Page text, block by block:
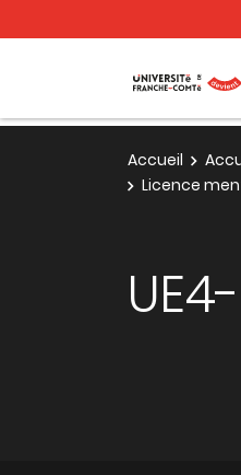
Accueil
Licence